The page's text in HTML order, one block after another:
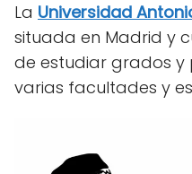
La Universidad
situada en Madrid y
de estudiar grados y
varias facultades y